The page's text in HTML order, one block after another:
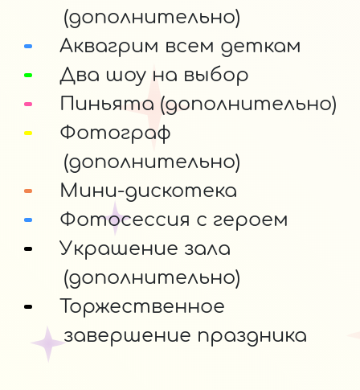
(дополнительно)
Аквагрим всем деткам
Два шоу на выбор
Пиньята (дополнительно)
Фотограф
(дополнительно)
Мини-дискотека
Фотосессия с героем
Украшение зала
(дополнительно)
Торжественное
завершение праздника